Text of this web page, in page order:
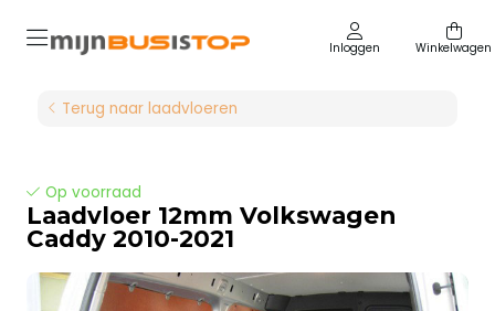
Inloggen Winkelwagen
Terug naar laadvloeren
Op voorraad
Laadvloer 12mm Volkswagen
Caddy 2010-2021